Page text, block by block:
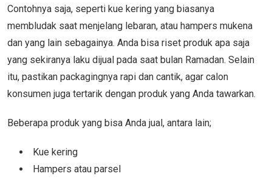
Contohnya saja, seperti kue kering yang biasanya
membludak saat menjelang lebaran, atau hampers mukena
dan yang lain sebagainya. Anda bisa riset produk apa saja
yang sekiranya laku dijual pada saat bulan Ramadan. Selain
itu, pastikan packagingnya rapi dan cantik, agar calon
konsumen juga tertarik dengan produk yang Anda tawarkan.
Beberapa produk yang bisa Anda jual, antara lain;
Kue kering
Hampers atau parsel